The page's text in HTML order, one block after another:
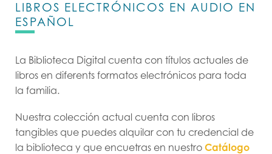
LIBROS ELECTRÓNICOS EN AUDIO EN
ESPAÑOL
La Biblioteca Digital cuenta con títulos actuales de
libros en diferents formatos electrónicos para toda
la familia.
Nuestra colección actual cuenta con libros
tangibles que puedes alquilar con tu credencial de
la biblioteca y que encuetras en nuestro Catálogo